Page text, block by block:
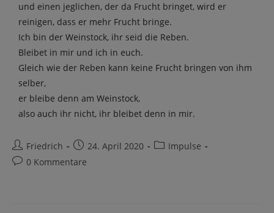
und einen jeglichen, der da Frucht bringet, wird er
reinigen, dass er mehr Frucht bringe.
Ich bin der Weinstock, ihr seid die Reben.
Bleibet in mir und ich in euch.
Gleich wie der Reben kann keine Frucht bringen von ihm
selber,
er bleibe denn am Weinstock,
also auch ihr nicht, ihr bleibet denn in mir.
Friedrich 24. April 2020
Impulse
0 Kommentare